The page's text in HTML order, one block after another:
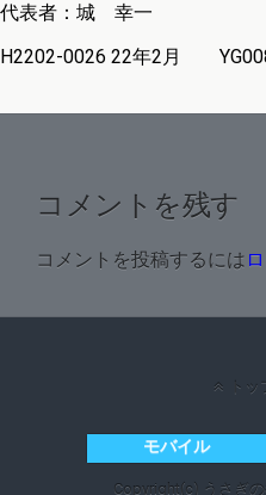
代表者：城 幸一
H2202-0026 22年2月
コメントを残す
コメントを投稿するには
ト
モバイル
Copyright(c) うさぎ